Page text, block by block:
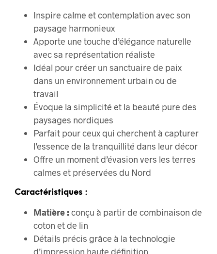
Inspire calme et contemplation avec son
paysage harmonieux
Apporte une touche d’élégance naturelle
avec sa représentation réaliste
Idéal pour créer un sanctuaire de paix
dans un environnement urbain ou de
travail
Évoque la simplicité et la beauté pure des
paysages nordiques
Parfait pour ceux qui cherchent à capturer
l’essence de la tranquillité dans leur décor
Offre un moment d’évasion vers les terres
calmes et préservées du Nord
Caractéristiques :
Matière : conçu à partir de combinaison de
coton et de lin
Détails précis grâce à la technologie
d’impression haute définition